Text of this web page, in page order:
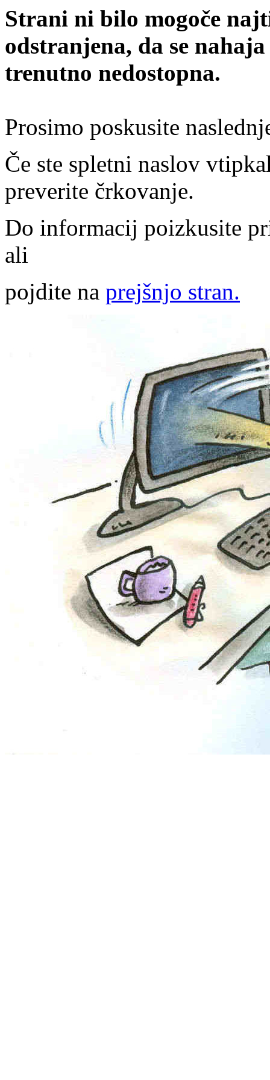
Strani ni bilo mogoče
odstranjena, da se
trenutno nedostopna.
Prosimo poskusite
Če ste spletni naslov
preverite črkovanje.
Do informacij poizkusite
ali
pojdite na prejšnjo stran.